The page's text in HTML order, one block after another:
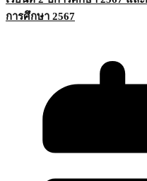
การศึกษา 2567